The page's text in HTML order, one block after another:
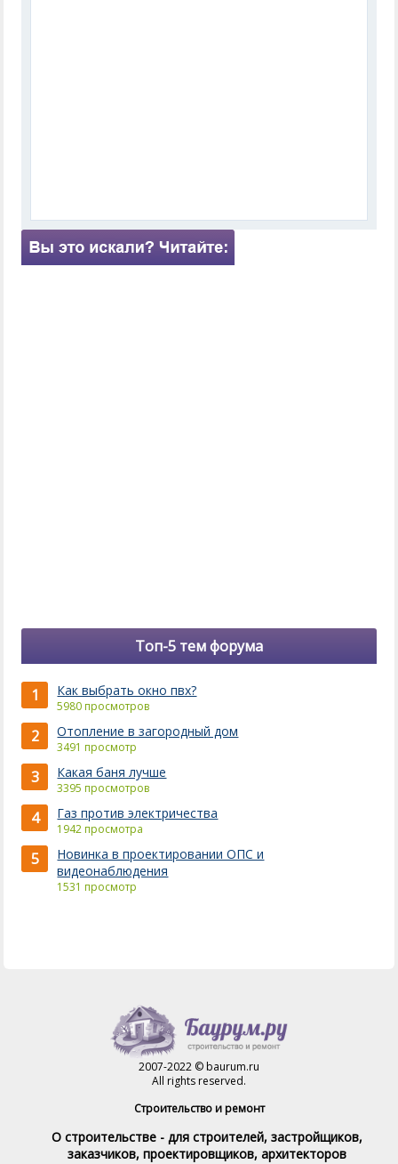
Топ-5 тем форума
1 Как выбрать окно пвх?
5980 просмотров
2 Отопление в загородный дом
3491 просмотр
3 Какая баня лучше
3395 просмотров
4 Газ против электричества
1942 просмотра
5
Новинка в проектировании ОПС и
видеонаблюдения
1531 просмотр
2007-2022 © baurum.ru
All rights reserved.
Строительство и ремонт
О строительстве - для строителей, застройщиков,
заказчиков, проектировщиков, архитекторов